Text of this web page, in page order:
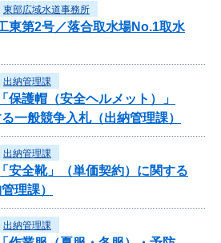
東部広域水道事務所
東第2号／落合取水場No.1取水
出納管理課
保護帽（安全ヘルメット）」
一般競争入札（出納管理課）
出納管理課
安全靴」（単価契約）に関する
理課）
出納管理課